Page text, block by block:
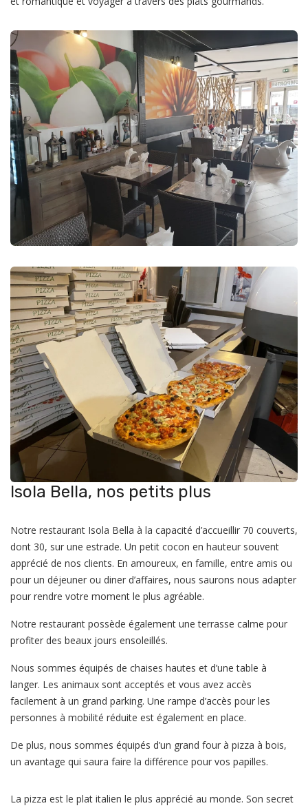
Isola Bella, nos petits plus
Notre restaurant Isola Bella à la capacité d’accueillir 70 couverts,
dont 30, sur une estrade. Un petit cocon en hauteur souvent
apprécié de nos clients. En amoureux, en famille, entre amis ou
pour un déjeuner ou diner d’affaires, nous saurons nous adapter
pour rendre votre moment le plus agréable.
Notre restaurant possède également une terrasse calme pour
profiter des beaux jours ensoleillés.
Nous sommes équipés de chaises hautes et d’une table à
langer. Les animaux sont acceptés et vous avez accès
facilement à un grand parking. Une rampe d’accès pour les
personnes à mobilité réduite est également en place.
De plus, nous sommes équipés d’un grand four à pizza à bois,
un avantage qui saura faire la différence pour vos papilles.
La pizza est le plat italien le plus apprécié au monde. Son secret